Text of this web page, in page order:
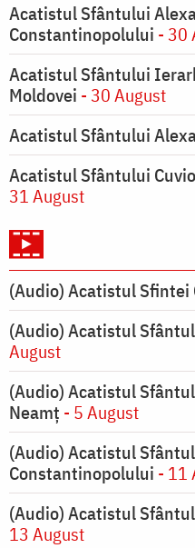
Acatistul Sfântului
Constantinopolului - 30
Acatistul Sfântului
Moldovei - 30 August
Acatistul Sfântului
Acatistul Sfântului
31 August
(Audio) Acatistul Sfintei
(Audio) Acatistul
August
(Audio) Acatistul
Neamț - 5 August
(Audio) Acatistul
Constantinopolului - 11
(Audio) Acatistul
13 August